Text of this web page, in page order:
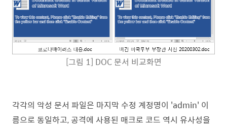
[그림 1] DOC 문서 비교화면
각각의 악성 문서 파일은 마지막 수정 계정명이 'admin' 이
름으로 동일하고, 공격에 사용된 매크로 코드 역시 유사성을